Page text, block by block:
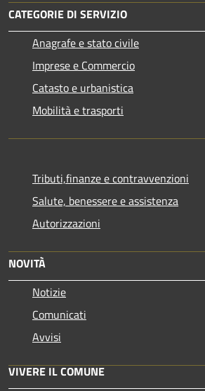
CATEGORIE DI SERVIZIO
Anagrafe e stato civile
Imprese e Commercio
Catasto e urbanistica
Mobilità e trasporti
Tributi,finanze e contravvenzioni
Salute, benessere e assistenza
Autorizzazioni
NOVITÀ
Notizie
Comunicati
Avvisi
VIVERE IL COMUNE